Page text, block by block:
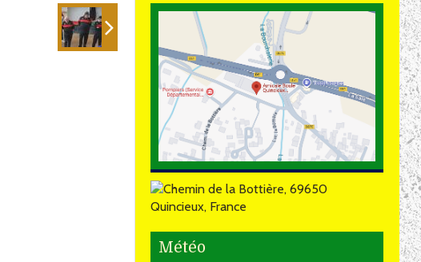
Météo